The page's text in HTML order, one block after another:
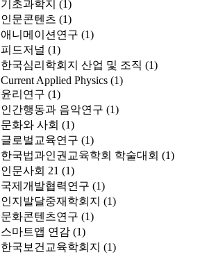
기초과학지 (1)
인문콘텐츠 (1)
애니메이션연구 (1)
피드저널 (1)
한국심리학회지 산업 및 조직 (1)
Current Applied Physics (1)
윤리연구 (1)
인간행동과 음악연구 (1)
문화와 사회 (1)
글로벌교육연구 (1)
한국법과인권교육학회 학술대회 (1)
인문사회 21 (1)
국제개발협력연구 (1)
인지발달중재학회지 (1)
문화콘텐츠연구 (1)
스마트앱 연감 (1)
한국보건교육학회지 (1)